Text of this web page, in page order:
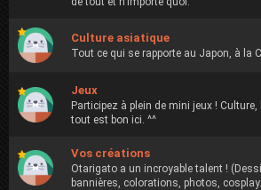
Culture asiatique
Tout ce qui se rapporte au Japon, à la
Jeux
Participez à plein de mini jeux ! Culture,
tout est bon ici. ^^
Vos créations
Otarigato a un incroyable talent !
bannières, colorations, photos,